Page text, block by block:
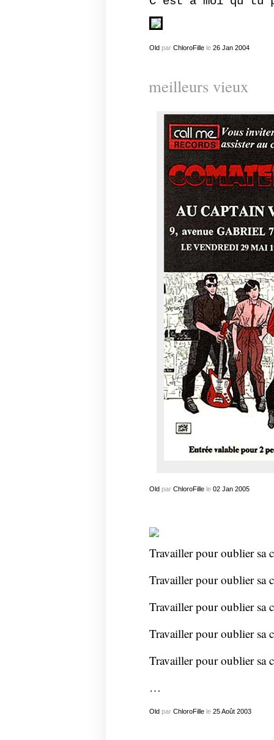
Oldpar ChloroFillele 26 Jan 2004
meilleurs vieux
Oldpar ChloroFillele 02 Jan 2005
Travailler pour oublier sa
Travailler pour oublier sa
Travailler pour oublier sa
Travailler pour oublier sa
Travailler pour oublier sa
…
Oldpar ChloroFillele 25 Août 2003